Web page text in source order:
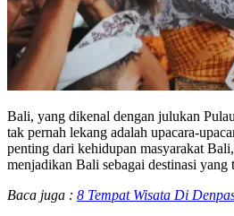
Bali, yang dikenal dengan julukan
tak pernah lekang adalah upacara-
penting dari kehidupan masyarakat
menjadikan Bali sebagai destinasi yang
Baca juga : 8 Tempat Wisata Di